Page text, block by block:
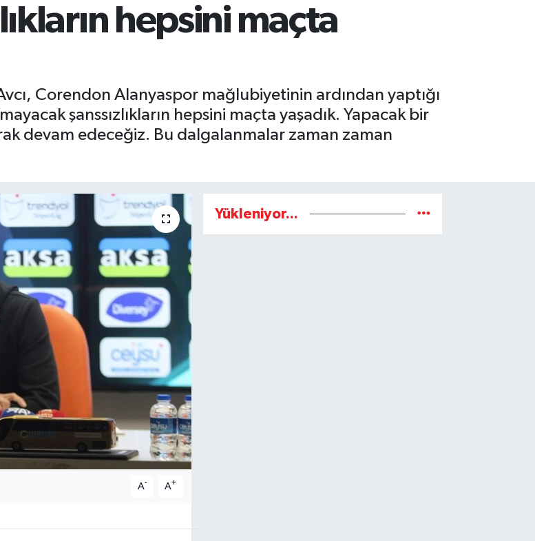
hepsini maçta
Corendon Alanyaspor mağlubiyetinin ardından yaptığı
şanssızlıkların hepsini maçta yaşadık. Yapacak bir
devam edeceğiz. Bu dalgalanmalar zaman zaman
A- A+
Yükleniyor...